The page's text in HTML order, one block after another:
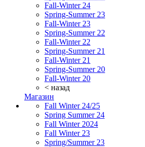
Fall-Winter 24
Spring-Summer 23
Fall-Winter 23
Spring-Summer 22
Fall-Winter 22
Spring-Summer 21
Fall-Winter 21
Spring-Summer 20
Fall-Winter 20
< назад
Магазин
Fall Winter 24/25
Spring Summer 24
Fall Winter 2024
Fall Winter 23
Spring/Summer 23